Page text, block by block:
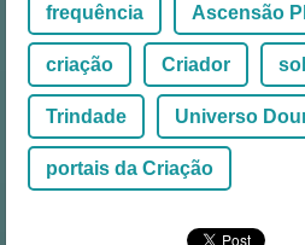
frequência Ascensão
criação Criador
Trindade Universo
portais da Criação